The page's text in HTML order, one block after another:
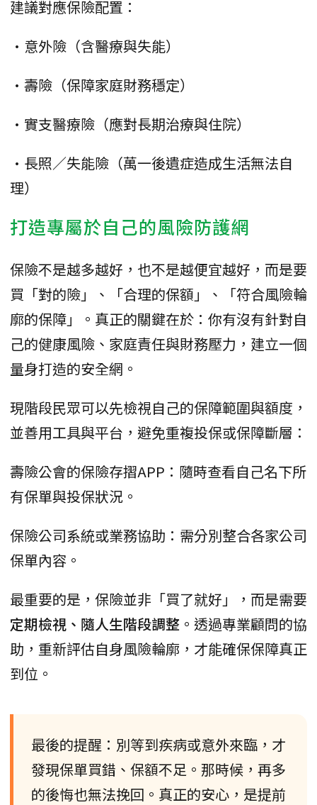
建議對應保險配置：
•意外險（含醫療與失能）
•壽險（保障家庭財務穩定）
•實支醫療險（應對長期治療與住院）
•長照／失能險（萬一後遺症造成生活無法自
理）
打造專屬於自己的風險防護網
保險不是越多越好，也不是越便宜越好，而是要
買「對的險」、「合理的保額」、「符合風險輪
廓的保障」。真正的關鍵在於：你有沒有針對自
己的健康風險、家庭責任與財務壓力，建立一個
量身打造的安全網。
現階段民眾可以先檢視自己的保障範圍與額度，
並善用工具與平台，避免重複投保或保障斷層：
壽險公會的保險存摺APP：隨時查看自己名下所
有保單與投保狀況。
保險公司系統或業務協助：需分別整合各家公司
保單內容。
最重要的是，保險並非「買了就好」，而是需要
定期檢視、隨人生階段調整 。透過專業顧問的協
助，重新評估自身風險輪廓，才能確保保障真正
到位。
最後的提醒：別等到疾病或意外來臨，才
發現保單買錯、保額不足。那時候，再多
的後悔也無法挽回。真正的安心，是提前